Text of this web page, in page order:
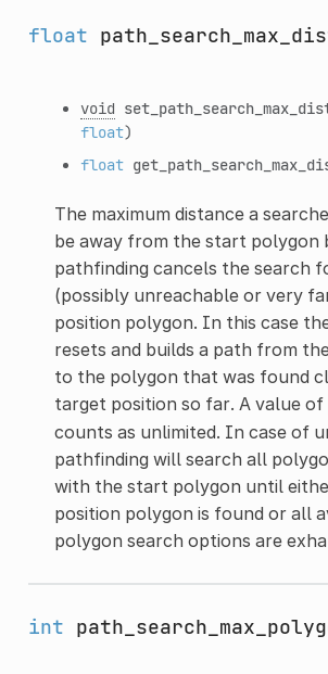
float
void
float)
float
The maximum distance a
be away from the start polygon
pathfinding cancels the search
(possibly unreachable or very
position polygon. In this case
resets and builds a path from
to the polygon that was found
target position so far. A value of
counts as unlimited. In case of
pathfinding will search all
with the start polygon until
position polygon is found or all
polygon search options are
int